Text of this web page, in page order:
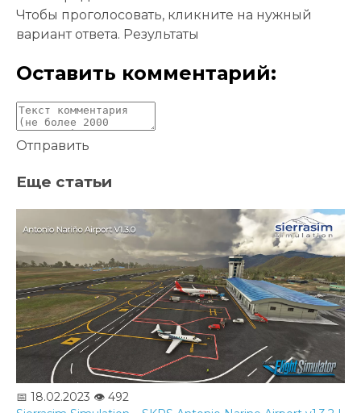
Чтобы проголосовать, кликните на нужный
вариант ответа. Результаты
Оставить комментарий:
Отправить
Еще статьи
📅 18.02.2023 👁️ 492